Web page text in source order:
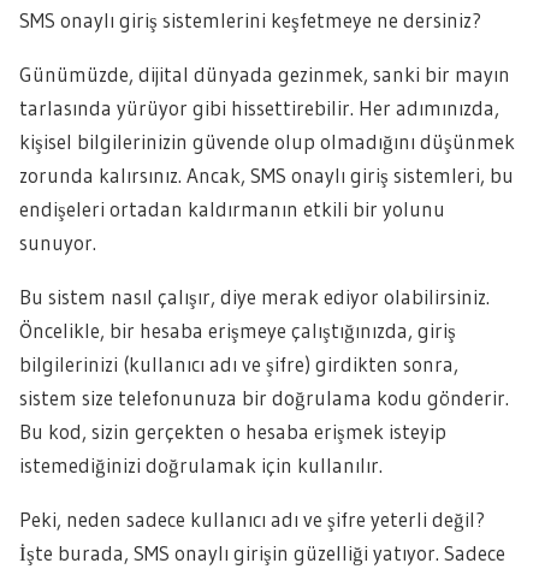
SMS onaylı giriş sistemlerini keşfetmeye ne dersiniz?
Günümüzde, dijital dünyada gezinmek, sanki bir mayın
tarlasında yürüyor gibi hissettirebilir. Her adımınızda,
kişisel bilgilerinizin güvende olup olmadığını düşünmek
zorunda kalırsınız. Ancak, SMS onaylı giriş sistemleri, bu
endişeleri ortadan kaldırmanın etkili bir yolunu
sunuyor.
Bu sistem nasıl çalışır, diye merak ediyor olabilirsiniz.
Öncelikle, bir hesaba erişmeye çalıştığınızda, giriş
bilgilerinizi (kullanıcı adı ve şifre) girdikten sonra,
sistem size telefonunuza bir doğrulama kodu gönderir.
Bu kod, sizin gerçekten o hesaba erişmek isteyip
istemediğinizi doğrulamak için kullanılır.
Peki, neden sadece kullanıcı adı ve şifre yeterli değil?
İşte burada, SMS onaylı girişin güzelliği yatıyor. Sadece